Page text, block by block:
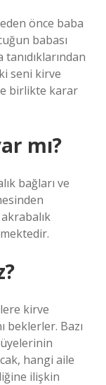
önce baba
babası
seni kirve
birlikte karar
mı?
bağları ve
kirve
beklerler. Bazı
hangi aile
ilişkin